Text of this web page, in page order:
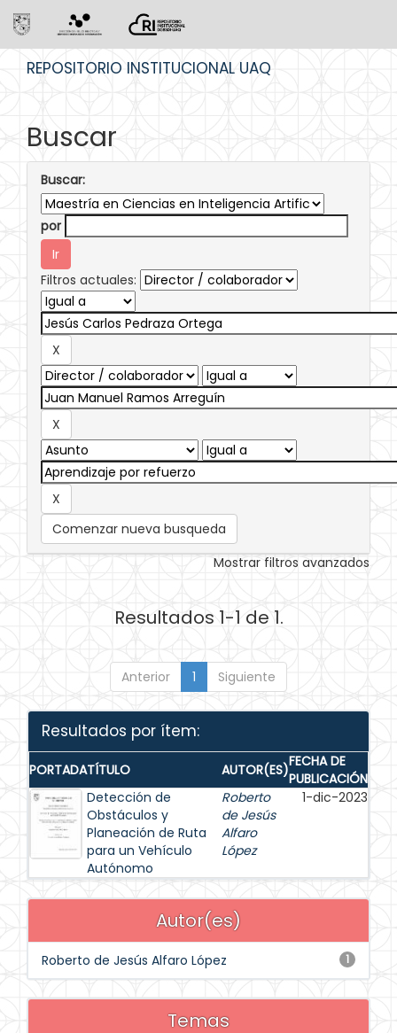
REPOSITORIO INSTITUCIONAL UAQ
Buscar
Buscar:
por
Filtros actuales:
Comenzar nueva busqueda
Mostrar filtros avanzados
Resultados 1-1 de 1.
Anterior 1 Siguiente
Resultados por ítem:
PORTADATÍTULO AUTOR(ES)FECHA DE
PUBLICACIÓN
Detección de
Obstáculos y
Planeación de Ruta
para un Vehículo
Autónomo
Roberto
de Jesús
Alfaro
López
1-dic-2023
Autor(es)
1
Roberto de Jesús Alfaro López
Temas